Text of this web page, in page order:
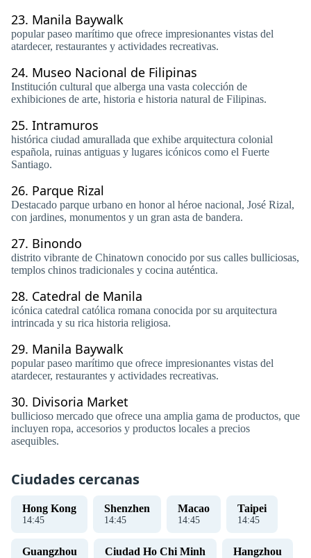
23. Manila Baywalk
popular paseo marítimo que ofrece impresionantes vistas del
atardecer, restaurantes y actividades recreativas.
24. Museo Nacional de Filipinas
Institución cultural que alberga una vasta colección de
exhibiciones de arte, historia e historia natural de Filipinas.
25. Intramuros
histórica ciudad amurallada que exhibe arquitectura colonial
española, ruinas antiguas y lugares icónicos como el Fuerte
Santiago.
26. Parque Rizal
Destacado parque urbano en honor al héroe nacional, José Rizal,
con jardines, monumentos y un gran asta de bandera.
27. Binondo
distrito vibrante de Chinatown conocido por sus calles bulliciosas,
templos chinos tradicionales y cocina auténtica.
28. Catedral de Manila
icónica catedral católica romana conocida por su arquitectura
intrincada y su rica historia religiosa.
29. Manila Baywalk
popular paseo marítimo que ofrece impresionantes vistas del
atardecer, restaurantes y actividades recreativas.
30. Divisoria Market
bullicioso mercado que ofrece una amplia gama de productos, que
incluyen ropa, accesorios y productos locales a precios
asequibles.
Ciudades cercanas
Hong Kong
14:45
Shenzhen
14:45
Macao
14:45
Taipei
14:45
Guangzhou Ciudad Ho Chi Minh Hangzhou